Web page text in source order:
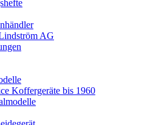
AG
Koffergeräte bis 1960